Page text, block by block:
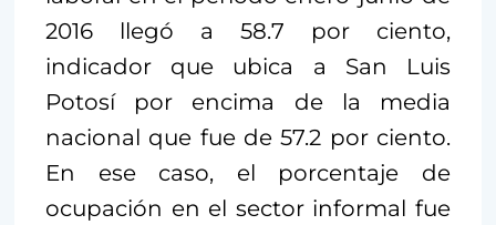
2016 llegó a 58.7 por ciento,
indicador que ubica a San Luis
Potosí por encima de la media
nacional que fue de 57.2 por ciento.
En ese caso, el porcentaje de
ocupación en el sector informal fue